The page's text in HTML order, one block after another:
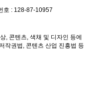
호 : 128-87-10957
, 콘텐츠, 색채 및 디자인 등에
작권법, 콘텐츠 산업 진흥법 등